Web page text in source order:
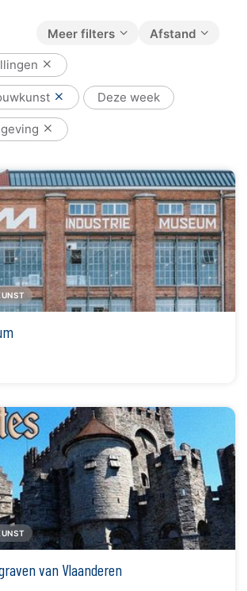
Afstand
Meer filters
Deze week
van Vlaanderen